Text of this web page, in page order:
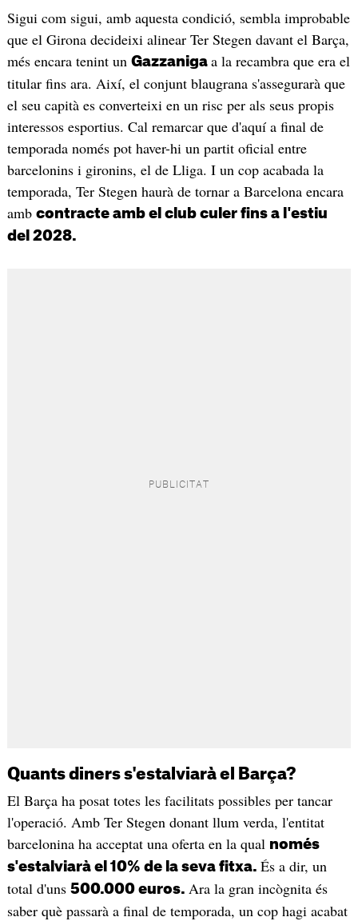
Sigui com sigui, amb aquesta condició, sembla improbable
que el Girona decideixi alinear Ter Stegen davant el Barça,
més encara tenint un Gazzaniga a la recambra que era el
titular fins ara. Així, el conjunt blaugrana s'assegurarà que
el seu capità es converteixi en un risc per als seus propis
interessos esportius. Cal remarcar que d'aquí a final de
temporada només pot haver-hi un partit oficial entre
barcelonins i gironins, el de Lliga. I un cop acabada la
temporada, Ter Stegen haurà de tornar a Barcelona encara
amb contracte amb el club culer fins a l'estiu
del 2028.
Quants diners s'estalviarà el Barça?
El Barça ha posat totes les facilitats possibles per tancar
l'operació. Amb Ter Stegen donant llum verda, l'entitat
barcelonina ha acceptat una oferta en la qual només
s'estalviarà el 10% de la seva fitxa. És a dir, un
total d'uns 500.000 euros. Ara la gran incògnita és
saber què passarà a final de temporada, un cop hagi acabat